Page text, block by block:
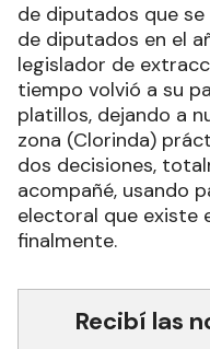
de diputados que
de diputados en el
legislador de
tiempo volvió a su
platillos, dejando a
zona (Clorinda)
dos decisiones,
acompañé, usando
electoral que existe
finalmente.
Recibí las